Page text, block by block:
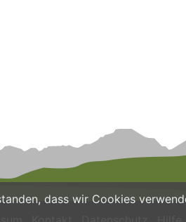
dass wir Cookies